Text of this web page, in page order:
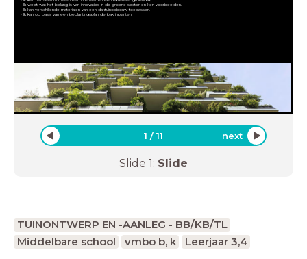
• Ik weet wat het belang is van innovaties in de groene sector en ken voorbeelden.
• Ik kan verschillende materialen van een daktuinopbouw toepassen.
• Ik kan op basis van een beplantingsplan de bak inplanten.
1 /11 next
Slide 1: Slide
TUINONTWERP EN -AANLEG - BB/KB/TL
Middelbare school
vmbo b, k Leerjaar 3,4